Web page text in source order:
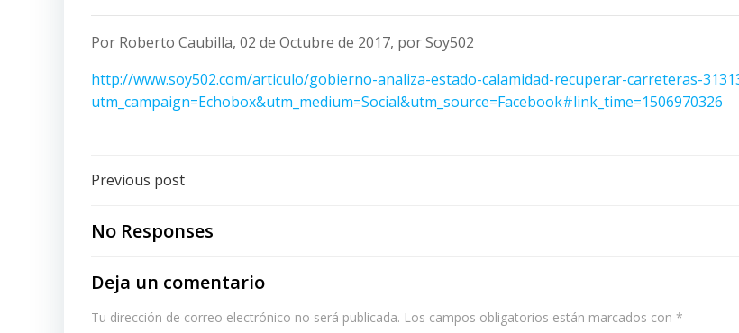
Por Roberto Caubilla, 02 de Octubre de 2017, por Soy502
http://www.soy502.com/articulo/gobierno-analiza-estado-calamidad-recuperar-carreteras-
utm_campaign=Echobox&utm_medium=Social&utm_source=Facebook#link_time=1506970326
Post
navigation
Previous post
No Responses
Deja un comentario
Tu dirección de correo electrónico no será publicada. Los campos obligatorios están marcados con *